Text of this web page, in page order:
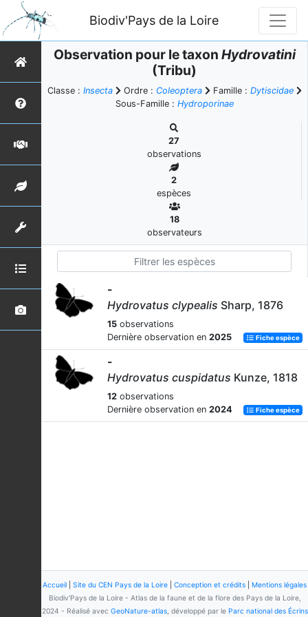
Biodiv'Pays de la Loire
Observation pour le taxon Hydrovatini
(Tribu)
Classe : Insecta Ordre : Coleoptera Famille : Dytiscidae
Sous-Famille : Hydroporinae
27
observations
2
espèces
18
observateurs
-
Hydrovatus clypealis Sharp, 1876
15 observations
Dernière observation en 2025 Fiche espèce
-
Hydrovatus cuspidatus Kunze, 1818
12 observations
Dernière observation en 2024 Fiche espèce
Accueil Site du CEN Pays de la Loire Conception et crédits
Mentions légales
Biodiv'Pays de la Loire - Atlas de la faune et de la flore des Pays de la Loire,
2024 - Réalisé avec GeoNature-atlas, développé par le Parc national des Écrins